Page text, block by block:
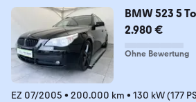
BMW 523 5
2.980 €
Ohne Bewertung
EZ 07/2005 • 200.000 km • 130 kW (177